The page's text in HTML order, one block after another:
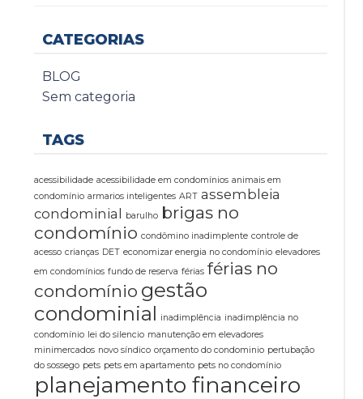
CATEGORIAS
BLOG
Sem categoria
TAGS
acessibilidade acessibilidade em condomínios animais em
condomínio armarios inteligentes ART assembleia
condominial
barulho brigas no
condomínio condômino inadimplente controle de
acesso crianças DET economizar energia no condomínio elevadores
em condomínios fundo de reserva férias férias no
condomínio gestão
condominial inadimplência inadimplência no
condomínio lei do silencio manutenção em elevadores
minimercados novo síndico orçamento do condominio pertubação
do sossego pets pets em apartamento pets no condomínio
planejamento financeiro